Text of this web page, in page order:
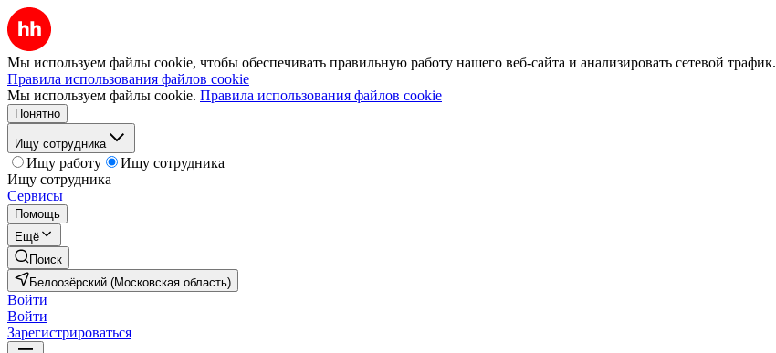
Мы используем файлы cookie, чтобы обеспечивать правильную работу нашего веб-сайта и анализировать сетевой трафик.
Правила использования файлов cookie
Мы используем файлы cookie. Правила использования файлов cookie
Понятно
Ищу сотрудника
Ищу работу
Ищу сотрудника
Ищу сотрудника
Сервисы
Помощь
Ещё
Поиск
Белоозёрский (Московская область)
Войти
Войти
Зарегистрироваться